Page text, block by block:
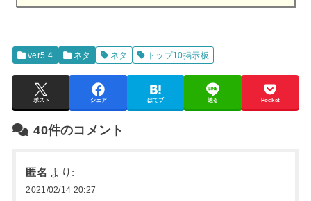
ver5.4 ネタ ネタ トップ10掲示板
ポスト シェア はてブ 送る Pocket
40件のコメント
匿名 より:
2021/02/14 20:27